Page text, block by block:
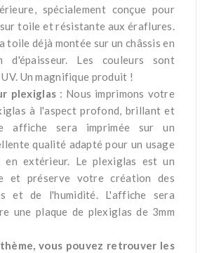
spécialement conçue pour
toile et résistante aux éraflures.
toile déjà montée sur un châssis en
Les couleurs sont
Un magnifique produit !
plexiglas : Nous imprimons votre
à l'aspect profond, brillant et
affiche sera imprimée sur un
qualité adapté pour un usage
extérieur. Le plexiglas est un
et préserve votre création des
et de l'humidité. L'affiche sera
une plaque de plexiglas de 3mm
vous pouvez retrouver les